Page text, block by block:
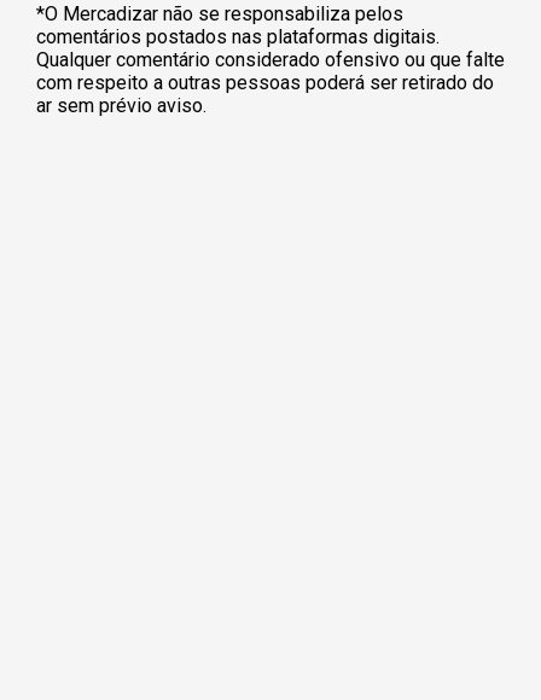
*O Mercadizar não se responsabiliza pelos
comentários postados nas plataformas digitais.
Qualquer comentário considerado ofensivo ou que falte
com respeito a outras pessoas poderá ser retirado do
ar sem prévio aviso.